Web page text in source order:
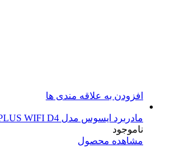
افزودن به علاقه مندی ها
مادربرد ایسوس مدل TUF GAMING B660-PLUS WIFI D4
ناموجود
مشاهده محصول